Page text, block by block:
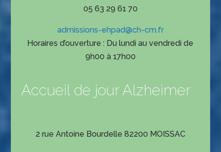
05 63 29 61 70
admissions-ehpad@ch-cm.fr
Horaires d’ouverture : Du lundi au vendredi de
9h00 à 17h00
Accueil de jour Alzheimer
2 rue Antoine Bourdelle 82200 MOISSAC